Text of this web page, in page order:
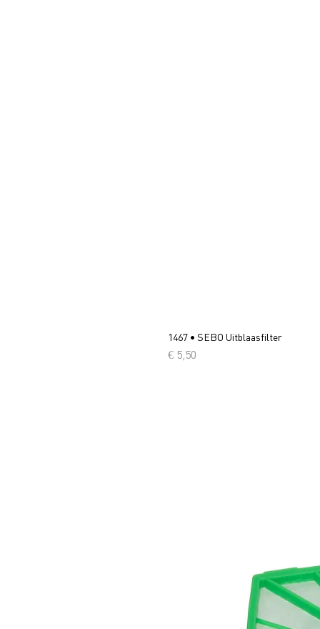
1467 • SEBO Uitblaasfilter
Prijs
€ 5,50